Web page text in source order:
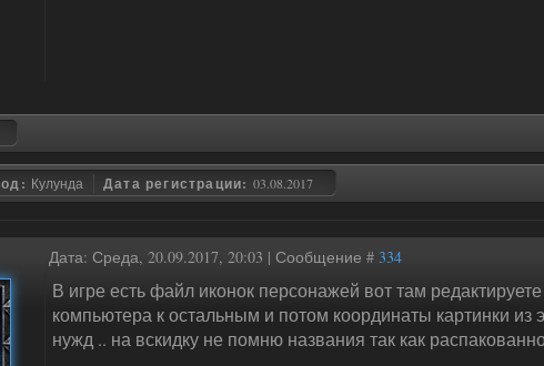
Кулунда Дата регистрации: 03.08.2017
Дата: Среда, 20.09.2017, 20:03 | Сообщение # 334
В игре есть файл иконок персонажей вот там
компьютера к остальным и потом координаты картинки из
нужд .. на вскидку не помню названия так как